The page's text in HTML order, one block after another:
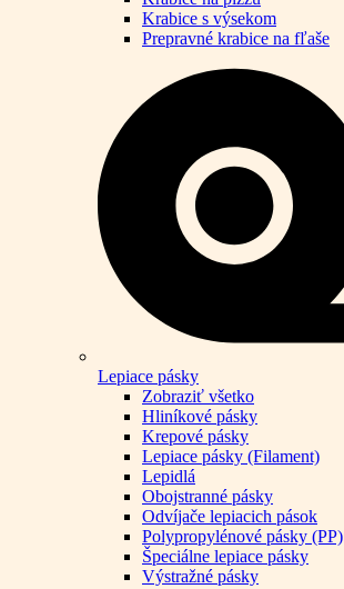
Krabice s výsekom
Prepravné krabice na fľaše
Lepiace pásky
Zobraziť všetko
Hliníkové pásky
Krepové pásky
Lepiace pásky (Filament)
Lepidlá
Obojstranné pásky
Odvíjače lepiacich pások
Polypropylénové pásky (PP)
Špeciálne lepiace pásky
Výstražné pásky